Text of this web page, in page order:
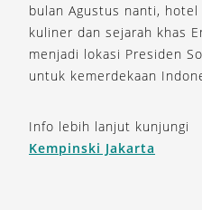
bulan Agustus nanti,
kuliner dan sejarah khas
menjadi lokasi Presiden
untuk kemerdekaan
Info lebih lanjut kunjungi
Kempinski Jakarta